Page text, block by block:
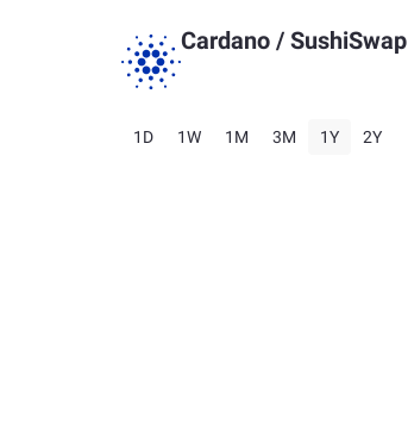
Cardano / SushiSwap
1D 1W 1M 3M 1Y 2Y